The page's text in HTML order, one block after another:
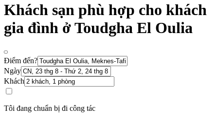
Khách sạn phù hợp cho khách
gia đình ở Toudgha El Oulia
Điểm đến?
Ngày
Khách
Tôi đang chuẩn bị đi công tác